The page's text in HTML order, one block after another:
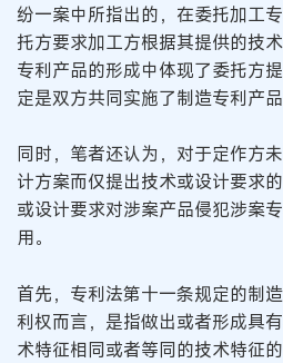
纷一案中所指出的，在委托加工
托方要求加工方根据其提供的技
专利产品的形成中体现了委托方
定是双方共同实施了制造专利产品
同时，笔者还认为，对于定作方
计方案而仅提出技术或设计要求
或设计要求对涉案产品侵犯涉案
用。
首先，专利法第十一条规定的制
利权而言，是指做出或者形成具
术特征相同或者等同的技术特征